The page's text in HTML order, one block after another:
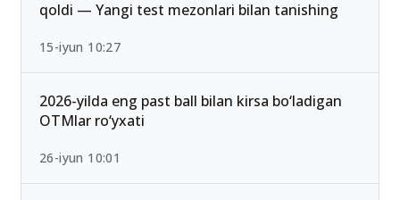
qoldi — Yangi test mezonlari bilan tanishing
15-iyun 10:27
2026-yilda eng past ball bilan kirsa bo‘ladigan
OTMlar ro‘yxati
26-iyun 10:01